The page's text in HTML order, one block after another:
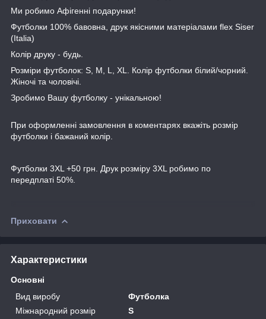
Ми робимо Афігенні подарунки!
Футболки 100% бавовна, друк якісними матеріалами flex Siser
(Italia)
Колір друку - будь.
Розміри футболок: S, M, L, XL. Колір футболки білий/чорний.
Жіночі та чоловічі.
Зробимо Вашу футболку - унікальною!
При оформленні замовлення в коментарях вкажіть розмір
футболки і бажаний колір.
Футболки 3XL +50 грн. Друк розміру 3XL робимо по
передплаті 50%.
Приховати
Характеристики
Основні
Вид виробу
Футболка
Міжнародний розмір
S